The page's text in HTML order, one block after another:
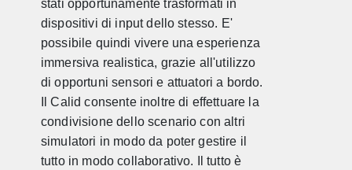
stati opportunamente trasformati in
dispositivi di input dello stesso. E'
possibile quindi vivere una esperienza
immersiva realistica, grazie all'utilizzo
di opportuni sensori e attuatori a bordo.
Il Calid consente inoltre di effettuare la
condivisione dello scenario con altri
simulatori in modo da poter gestire il
tutto in modo collaborativo. Il tutto è